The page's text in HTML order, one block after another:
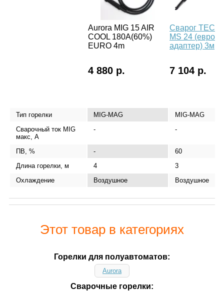
Aurora MIG 15 AIR
COOL 180A(60%)
EURO 4m
Сварог TECH
MS 24 (евро
адаптер) 3м
4 880 р. 7 104 р.
Тип горелки MIG-MAG
MIG-MAG
Сварочный ток MIG
макс, А
- -
ПВ, % -
60
Длина горелки, м
4
3
Охлаждение
Воздушное Воздушное
Этот товар в категориях
Горелки для полуавтоматов:
Aurora
Сварочные горелки: